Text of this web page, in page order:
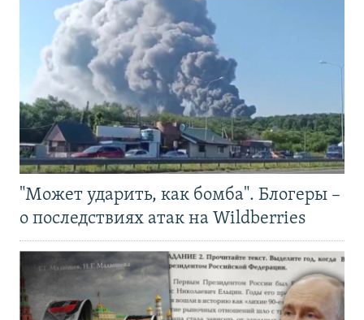
"Может ударить, как бомба". Блогеры –
о последствиях атак на Wildberries